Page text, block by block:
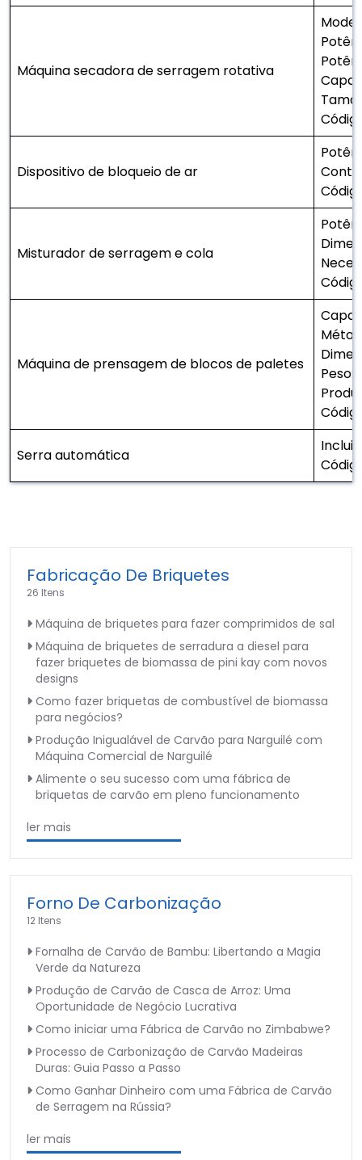
Máquina secadora de serragem rotativa
Dispositivo de bloqueio de ar
Misturador de serragem e cola
Máquina de prensagem de blocos de paletes
Peso:
Serra automática
Fabricação De Briquetes
26 Itens
Máquina de briquetes para fazer comprimidos de sal
Máquina de briquetes de serradura a diesel para
fazer briquetes de biomassa de pini kay com novos
designs
Como fazer briquetas de combustível de biomassa
para negócios?
Produção Inigualável de Carvão para Narguilé com
Máquina Comercial de Narguilé
Alimente o seu sucesso com uma fábrica de
briquetas de carvão em pleno funcionamento
ler mais
Forno De Carbonização
12 Itens
Fornalha de Carvão de Bambu: Libertando a Magia
Verde da Natureza
Produção de Carvão de Casca de Arroz: Uma
Oportunidade de Negócio Lucrativa
Como iniciar uma Fábrica de Carvão no Zimbabwe?
Processo de Carbonização de Carvão Madeiras
Duras: Guia Passo a Passo
Como Ganhar Dinheiro com uma Fábrica de Carvão
de Serragem na Rússia?
ler mais